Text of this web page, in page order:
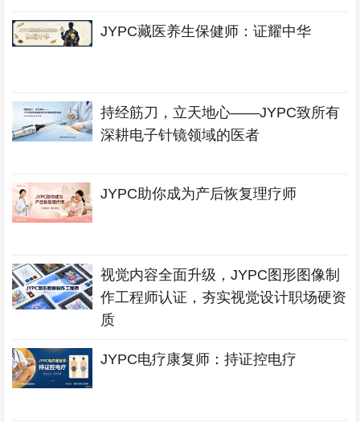
JYPC藏医养生保健师：证耀中华
持经筋刀，立天地心——JYPC致所有
深耕电子针镜领域的医者
JYPC助你成为产后恢复理疗师
视觉内容全面升级，JYPC图形图像制
作工程师认证，夯实视觉设计职场硬资
质
JYPC电疗康复师：持证控电疗